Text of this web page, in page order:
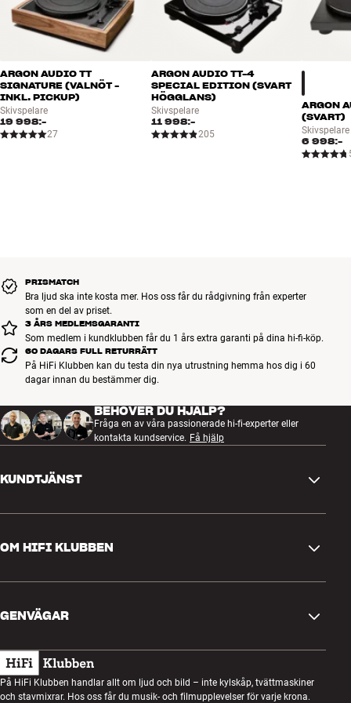
ARGON AUDIO TT
SIGNATURE (VALNÖT -
INKL. PICKUP)
Skivspelare
19 998:-
27
ARGON AUDIO TT-4
SPECIAL EDITION (SVART
HÖGGLANS)
Skivspelare
11 998:-
205
ARGON
(SVART)
Skivspelare
6 998:-
PRISMATCH
Bra ljud ska inte kosta mer. Hos oss får du rådgivning från experter
som en del av priset.
3 ÅRS MEDLEMSGARANTI
Som medlem i kundklubben får du 1 års extra garanti på dina hi-fi-köp.
60 DAGARS FULL RETURRÄTT
På HiFi Klubben kan du testa din nya utrustning hemma hos dig i 60
dagar innan du bestämmer dig.
BEHÖVER DU HJÄLP?
Fråga en av våra passionerade hi-fi-experter eller
kontakta kundservice. Få hjälp
KUNDTJÄNST
Frågor och svar
Retur och reklamation
Ångra beställning
Köpvillkor
OM HIFI KLUBBEN
Om oss
Kundklubb
Lyssnarkväll
GENVÄGAR
Presentkort
Bygg med ljud
På HiFi Klubben handlar allt om ljud och bild – inte kylskåp, tvättmaskiner
och stavmixrar. Hos oss får du musik- och filmupplevelser för varje krona.